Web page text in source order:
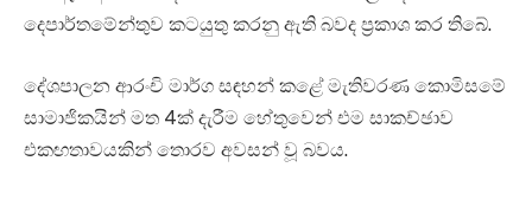
දෙපාර්තමේන්තුව කටයුතු කරනු ඇති බවද ප්‍රකාශ කර තිබේ.
දේශපාලන ආරංචි මාර්ග සඳහන් කළේ මැතිවරණ කොමිසමේ
සාමාජිකයින් මත 4ක් දැරීම හේතුවෙන් එම සාකච්ඡාව
එකඟතාවයකින් තොරව අවසන් වූ බවය.